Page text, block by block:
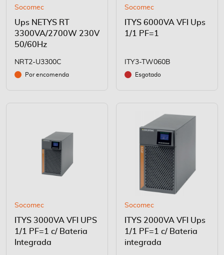
Socomec
Ups NETYS RT
3300VA/2700W 230V
50/60Hz
NRT2-U3300C
Por encomenda
Socomec
ITYS 6000VA VFI Ups
1/1 PF=1
ITY3-TW060B
Esgotado
Socomec
ITYS 3000VA VFI UPS
1/1 PF=1 c/ Bateria
Integrada
Socomec
ITYS 2000VA VFI Ups
1/1 PF=1 c/ Bateria
integrada